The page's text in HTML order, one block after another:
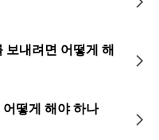
보내려면 어떻게 해
떻게 해야 하나